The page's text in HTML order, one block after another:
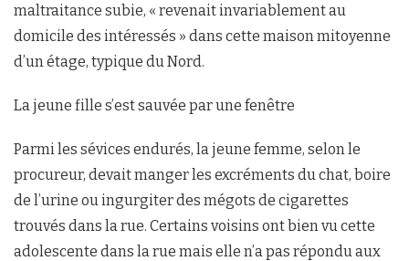
maltraitance subie, « revenait invariablement au
domicile des intéressés » dans cette maison mitoyenne
d’un étage, typique du Nord.
La jeune fille s’est sauvée par une fenêtre
Parmi les sévices endurés, la jeune femme, selon le
procureur, devait manger les excréments du chat, boire
de l’urine ou ingurgiter des mégots de cigarettes
trouvés dans la rue. Certains voisins ont bien vu cette
adolescente dans la rue mais elle n’a pas répondu aux